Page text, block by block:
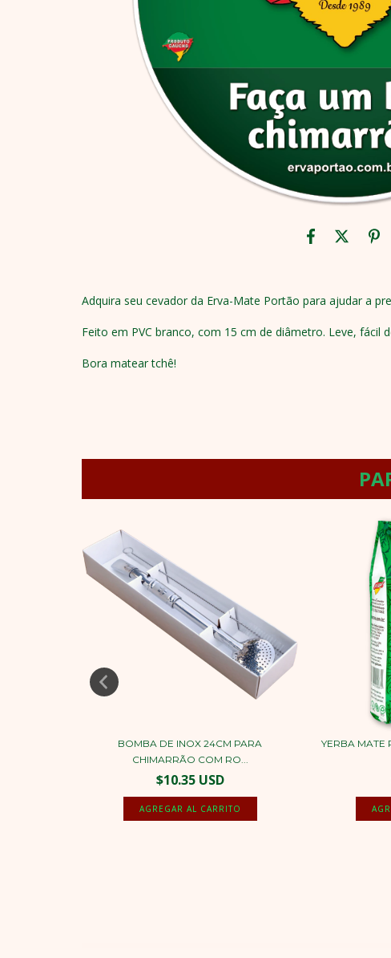
Adquira seu cevador da Erva-Mate Portão para ajudar a
Feito em PVC branco, com 15 cm de diâmetro. Leve, fácil
Bora matear tchê!
BOMBA DE INOX 24CM PARA
CHIMARRÃO COM RO...
$10.35 USD
AGREGAR AL CARRITO
YERBA MATE